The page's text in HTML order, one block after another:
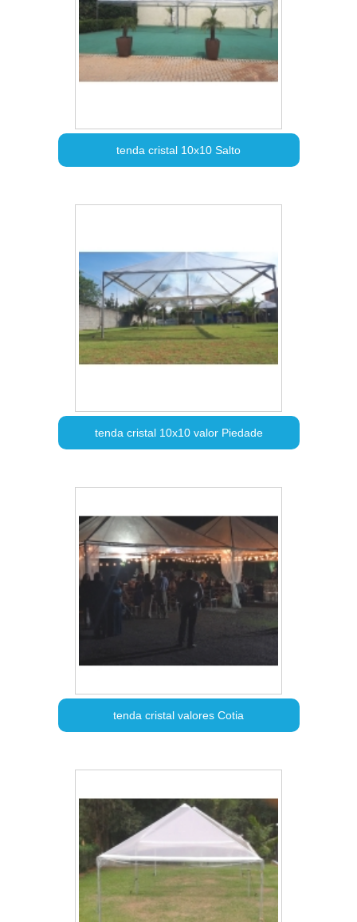
tenda cristal 10x10 Salto
tenda cristal 10x10 valor Piedade
tenda cristal valores Cotia